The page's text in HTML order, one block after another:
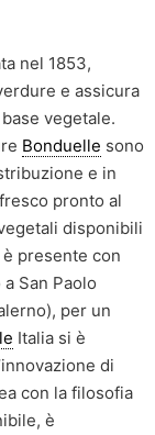
nel 1853,
e assicura
vegetale.
Bonduelle sono
e in
pronto al
disponibili
è presente con
San Paolo
per un
Italia si è
di
con la filosofia
è